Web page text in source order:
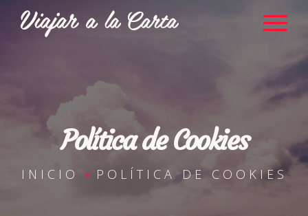
Política de Cookies
INICIO POLÍTICA DE COOKIES